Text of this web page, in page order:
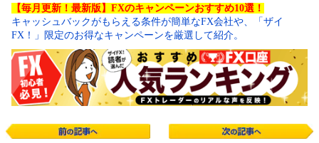
【毎月更新！最新版】FXのキャンペーンおすすめ10選！
キャッシュバックがもらえる条件が簡単なFX会社や、「ザイ
FX！」限定のお得なキャンペーンを厳選して紹介。